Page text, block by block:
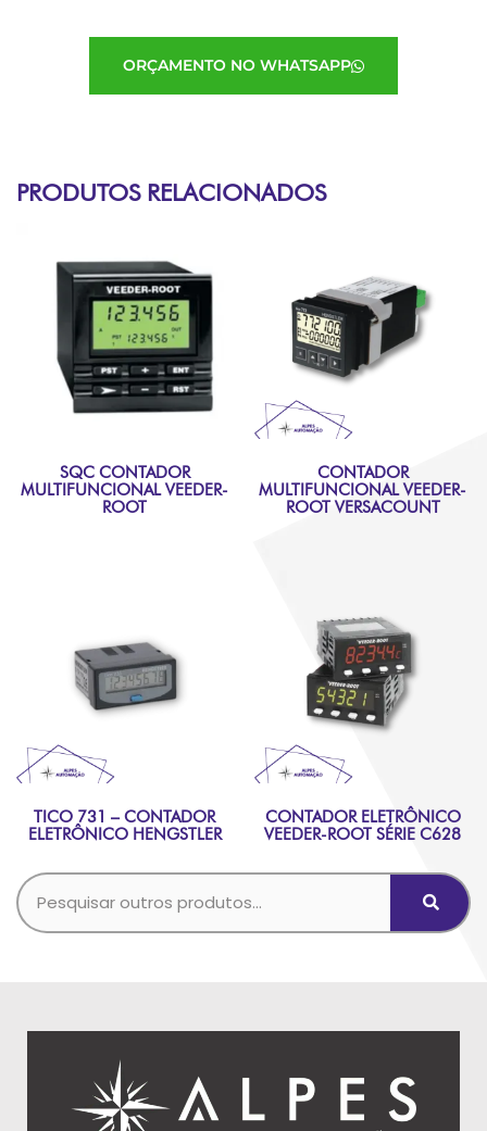
ORÇAMENTO NO WHATSAPP
PRODUTOS RELACIONADOS
SQC CONTADOR
MULTIFUNCIONAL VEEDER-
ROOT
CONTADOR
MULTIFUNCIONAL VEEDER-
ROOT VERSACOUNT
TICO 731 – CONTADOR
ELETRÔNICO HENGSTLER
CONTADOR ELETRÔNICO
VEEDER-ROOT SÉRIE C628